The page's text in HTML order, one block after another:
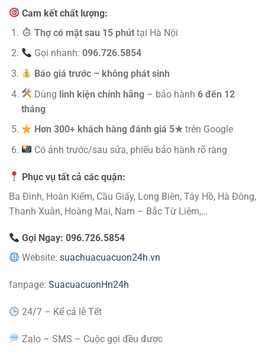
Cam kết chất lượng:
Thợ có mặt sau 15 phút tại Hà Nội
Gọi nhanh:096.726.5854
Báo giá trước – không phát sinh
Dùng linh kiện chính hãng – bảo hành6 đến 12
tháng
Hơn 300+ khách hàng đánh giá 5★ trên Google
Có ảnh trước/sau sửa, phiếu bảo hành rõ ràng
Phục vụ tất cả các quận:
Ba Đình, Hoàn Kiếm, Cầu Giấy, Long Biên, Tây Hồ, Hà Đông,
Thanh Xuân, Hoàng Mai, Nam – Bắc Từ Liêm,…
Gọi Ngay:096.726.5854
Website:suachuacuacuon24h.vn
fanpage: SuacuacuonHn24h
24/7 – Kể cả lễ Tết
Zalo – SMS – Cuộc gọi đều được